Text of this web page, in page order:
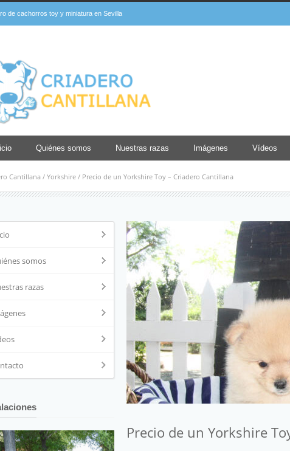
de cachorros toy y miniatura en Sevilla
Quiénes somos Nuestras razas Imágenes Vídeos
Cantillana / Yorkshire / Precio de un Yorkshire Toy – Criadero Cantillana
Precio de un Yorkshire
somos
razas